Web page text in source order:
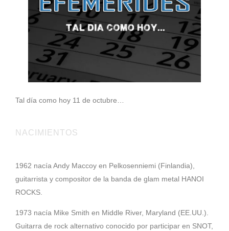
Tal día como hoy 11 de octubre…
NACIMIENTOS
1962 nacía Andy Maccoy en Pelkosenniemi (Finlandia),
guitarrista y compositor de la banda de glam metal HANOI
ROCKS.
1973 nacía Mike Smith en Middle River, Maryland (EE.UU.).
Guitarra de rock alternativo conocido por participar en SNOT,